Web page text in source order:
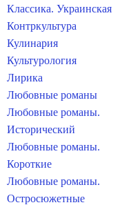
Классика. Украинская
Контркультура
Кулинария
Культурология
Лирика
Любовные романы
Любовные романы.
Исторический
Любовные романы.
Короткие
Любовные романы.
Остросюжетные